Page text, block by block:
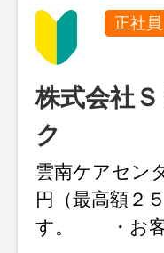
正社員
株式会社
ク
雲南ケアセン
円（最高額２
す。 ・お客